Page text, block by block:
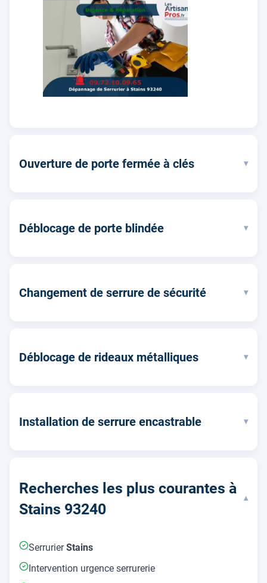
Ouverture de porte fermée à clés ▾
Déblocage de porte blindée ▾
Changement de serrure de sécurité ▾
Déblocage de rideaux métalliques ▾
Installation de serrure encastrable ▾
Recherches les plus courantes à
Stains 93240
▾
SerrurierStains
Intervention urgence serrurerie